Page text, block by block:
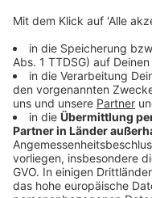
Mülheim an der Ruhr,
Oberhausen. Auf
Auch Verbindungen
fallen weg, mit
haben direkte
Linien.
Anzeige